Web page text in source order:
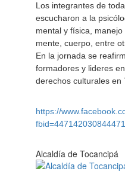
Los integrantes de
escucharon a la
mental y física,
mente, cuerpo, entre
En la jornada se
formadores y lideres
derechos culturales en
https://
Alcaldía de Tocancipá